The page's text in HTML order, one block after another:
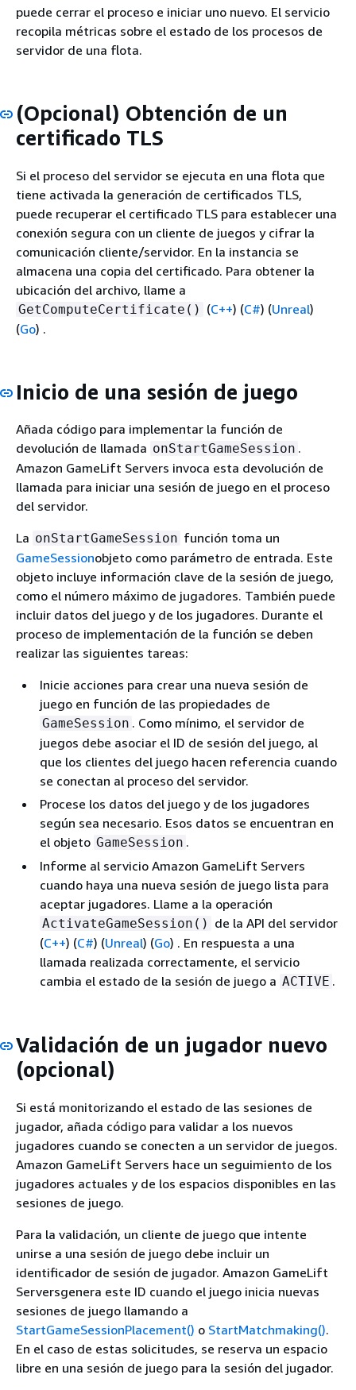
puede cerrar el proceso e iniciar uno nuevo. El servicio
recopila métricas sobre el estado de los procesos de
servidor de una flota.
(Opcional) Obtención de un
certificado TLS
Si el proceso del servidor se ejecuta en una flota que
tiene activada la generación de certificados TLS,
puede recuperar el certificado TLS para establecer una
conexión segura con un cliente de juegos y cifrar la
comunicación cliente/servidor. En la instancia se
almacena una copia del certificado. Para obtener la
ubicación del archivo, llame a
GetComputeCertificate() (C++) (C#) (Unreal)
(Go) .
Inicio de una sesión de juego
Añada código para implementar la función de
devolución de llamada onStartGameSession .
Amazon GameLift Servers invoca esta devolución de
llamada para iniciar una sesión de juego en el proceso
del servidor.
La onStartGameSession función toma un
GameSessionobjeto como parámetro de entrada. Este
objeto incluye información clave de la sesión de juego,
como el número máximo de jugadores. También puede
incluir datos del juego y de los jugadores. Durante el
proceso de implementación de la función se deben
realizar las siguientes tareas:
Inicie acciones para crear una nueva sesión de
juego en función de las propiedades de
GameSession . Como mínimo, el servidor de
juegos debe asociar el ID de sesión del juego, al
que los clientes del juego hacen referencia cuando
se conectan al proceso del servidor.
Procese los datos del juego y de los jugadores
según sea necesario. Esos datos se encuentran en
el objeto GameSession .
Informe al servicio Amazon GameLift Servers
cuando haya una nueva sesión de juego lista para
aceptar jugadores. Llame a la operación
ActivateGameSession() de la API del servidor
(C++) (C#) (Unreal) (Go) . En respuesta a una
llamada realizada correctamente, el servicio
cambia el estado de la sesión de juego a ACTIVE .
Validación de un jugador nuevo
(opcional)
Si está monitorizando el estado de las sesiones de
jugador, añada código para validar a los nuevos
jugadores cuando se conecten a un servidor de juegos.
Amazon GameLift Servers hace un seguimiento de los
jugadores actuales y de los espacios disponibles en las
sesiones de juego.
Para la validación, un cliente de juego que intente
unirse a una sesión de juego debe incluir un
identificador de sesión de jugador. Amazon GameLift
Serversgenera este ID cuando el juego inicia nuevas
sesiones de juego llamando a
StartGameSessionPlacement() o StartMatchmaking().
En el caso de estas solicitudes, se reserva un espacio
libre en una sesión de juego para la sesión del jugador.